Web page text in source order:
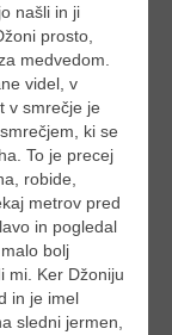
našli in ji
prosto,
medvedom.
videl, v
v smrečje je
ki se
To je precej
robide,
metrov pred
in pogledal
bolj
mi. Ker Džoniju
in je imel
sledni jermen,